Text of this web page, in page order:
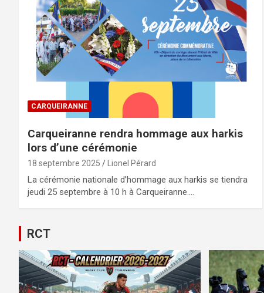
CARQUEIRANNE
Carqueiranne rendra hommage aux harkis
lors d’une cérémonie
18 septembre 2025 Lionel Pérard
La cérémonie nationale d’hommage aux harkis se tiendra
jeudi 25 septembre à 10 h à Carqueiranne.…
RCT